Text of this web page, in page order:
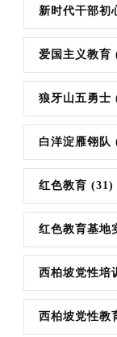
新时代干部初
爱国主义教育
狼牙山五勇士
白洋淀雁翎队
红色教育 (31)
红色教育基地
西柏坡党性培
西柏坡党性教